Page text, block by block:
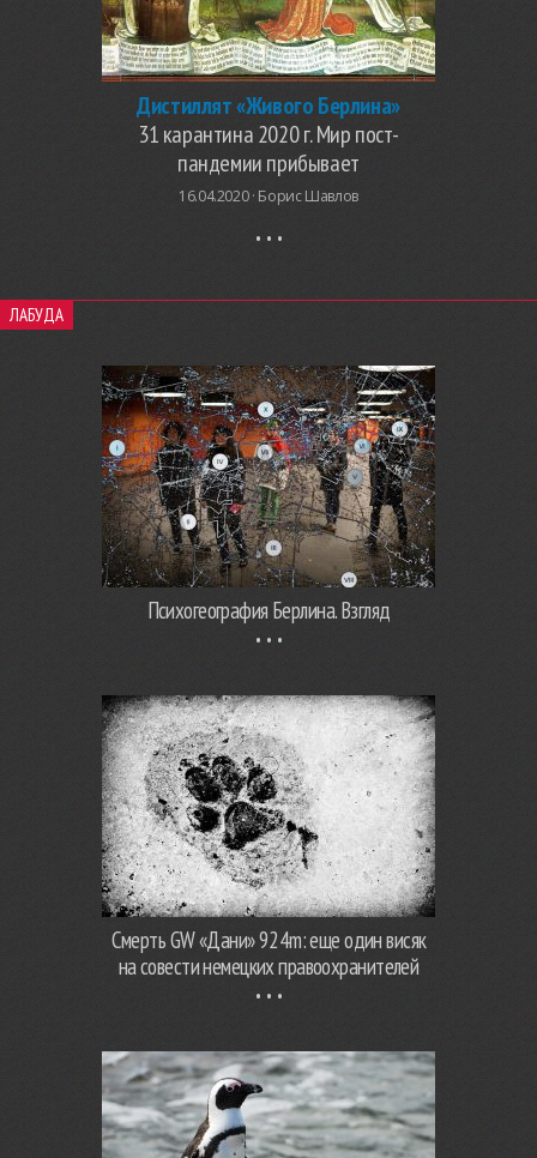
Дистиллят «Живого Берлина»
31 карантина 2020 г. Мир пост-
пандемии прибывает
16.04.2020 · Борис Шавлов
ЛАБУДА
Психогеография Берлина. Взгляд
Смерть GW «Дани» 924m: еще один висяк
на совести немецких правоохранителей